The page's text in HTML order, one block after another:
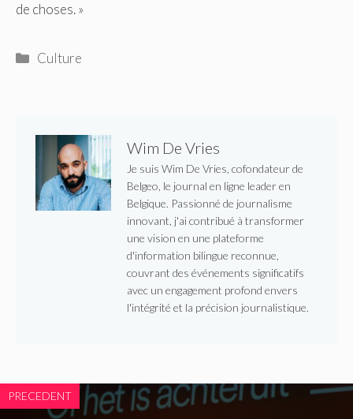
de choses. »
Catégories
Culture
Wim De Vries
Je suis Wim De Vries, cofondateur de
Belgeo, le journal en ligne leader en
Belgique. Passionné de journalisme
innovant, j'ai contribué à transformer
une vision en une plateforme
d'information bilingue reconnue,
couvrant des événements significatifs
avec un engagement profond envers
l'intégrité et la précision journalistique.
PRECEDENT